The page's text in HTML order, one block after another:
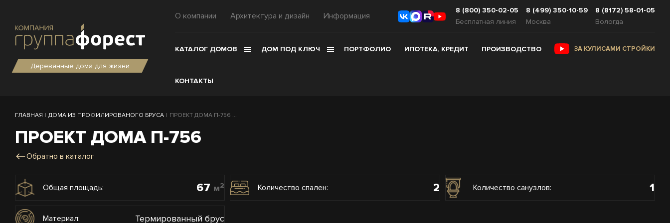
Деревянные дома для жизни
О компании Архитектура и дизайн Информация
8 (800) 350-02-05
Бесплатная линия
8 (499) 350-10-59
Москва
8 (8172) 58-01-05
Вологда
КАТАЛОГ ДОМОВ ДОМ ПОД КЛЮЧ ПОРТФОЛИО ИПОТЕКА, КРЕДИТ ПРОИЗВОДСТВО ЗА КУЛИСАМИ СТРОЙКИ
КОНТАКТЫ
ГЛАВНАЯ | ДОМА ИЗ ПРОФИЛИРОВАНОГО БРУСА | ПРОЕКТ ДОМА П-756 ...
ПРОЕКТ ДОМА П-756
Обратно в каталог
Общая площадь: 67 м2 Количество спален: 2 Количество санузлов: 1
Материал: Термированный брус